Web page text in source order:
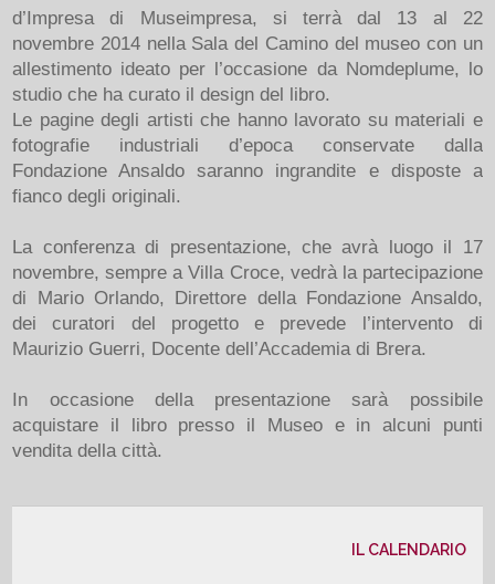
d’Impresa di Museimpresa, si terrà dal 13 al 22
novembre 2014 nella Sala del Camino del museo con un
allestimento ideato per l’occasione da Nomdeplume, lo
studio che ha curato il design del libro.
Le pagine degli artisti che hanno lavorato su materiali e
fotografie industriali d’epoca conservate dalla
Fondazione Ansaldo saranno ingrandite e disposte a
fianco degli originali.
La conferenza di presentazione, che avrà luogo il 17
novembre, sempre a Villa Croce, vedrà la partecipazione
di Mario Orlando, Direttore della Fondazione Ansaldo,
dei curatori del progetto e prevede l’intervento di
Maurizio Guerri, Docente dell’Accademia di Brera.
In occasione della presentazione sarà possibile
acquistare il libro presso il Museo e in alcuni punti
vendita della città.
IL CALENDARIO